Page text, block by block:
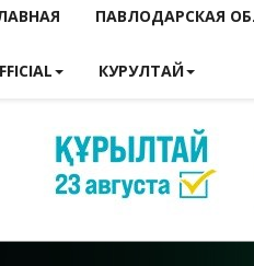
ПАВЛОДАРСКАЯ
КУРУЛТАЙ